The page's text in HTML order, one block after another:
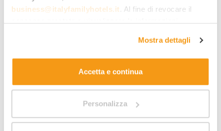
business@italyfamilyhotels.it . Al fine di revocare il
. Allo stesso link trovi la nostra informativa
estesa sui cookie.
Mostra dettagli
Accetta e continua
Personalizza
una settimana non basterà…vedrai i tuoi bimbi ti
chiederanno di tornare, ne siamo certi.
a pagamento, € 5 a persona; transfer non incluso
** a pagamento, € 28 a famiglia
*** transfer dall’hotel non incluso